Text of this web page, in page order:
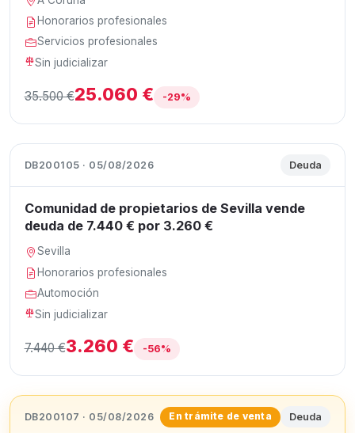
Honorarios profesionales
Servicios profesionales
Sin judicializar
35.500 €25.060 € -29%
DB200105 · 05/08/2026 Deuda
Comunidad de propietarios de Sevilla vende
deuda de 7.440 € por 3.260 €
Sevilla
Honorarios profesionales
Automoción
Sin judicializar
7.440 €3.260 € -56%
DB200107 · 05/08/2026 En trámite de venta Deuda